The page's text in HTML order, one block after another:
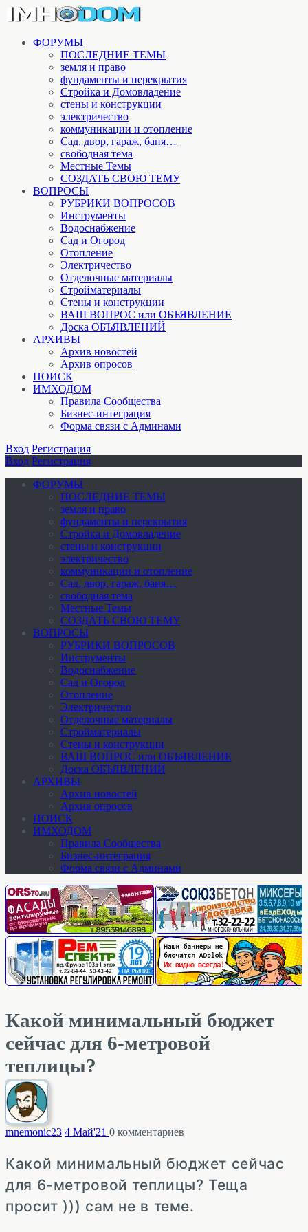
ФОРУМЫ
ПОСЛЕДНИЕ ТЕМЫ
земля и право
фундаменты и перекрытия
Стройка и Домовладение
стены и конструкции
электричество
коммуникации и отопление
Cад, двор, гараж, баня…
свободная тема
Местные Темы
СОЗДАТЬ СВОЮ ТЕМУ
ВОПРОСЫ
РУБРИКИ ВОПРОСОВ
Инструменты
Водоснабжение
Сад и Огород
Отопление
Электричество
Отделочные материалы
Стройматериалы
Стены и конструкции
ВАШ ВОПРОС или ОБЪЯВЛЕНИЕ
Доска ОБЪЯВЛЕНИЙ
АРХИВЫ
Архив новостей
Архив опросов
ПОИСК
ИМХОДОМ
Правила Сообщества
Бизнес-интеграция
Форма связи с Админами
Вход Регистрация
Вход Регистрация
ФОРУМЫ
ПОСЛЕДНИЕ ТЕМЫ
земля и право
фундаменты и перекрытия
Стройка и Домовладение
стены и конструкции
электричество
коммуникации и отопление
Cад, двор, гараж, баня…
свободная тема
Местные Темы
СОЗДАТЬ СВОЮ ТЕМУ
ВОПРОСЫ
РУБРИКИ ВОПРОСОВ
Инструменты
Водоснабжение
Сад и Огород
Отопление
Электричество
Отделочные материалы
Стройматериалы
Стены и конструкции
ВАШ ВОПРОС или ОБЪЯВЛЕНИЕ
Доска ОБЪЯВЛЕНИЙ
АРХИВЫ
Архив новостей
Архив опросов
ПОИСК
ИМХОДОМ
Правила Сообщества
Бизнес-интеграция
Форма связи с Админами
Какой минимальный бюджет
сейчас для 6-метровой
теплицы?
mnemonic23 4 Май'21 0 комментариев
Какой минимальный бюджет сейчас
для 6-метровой теплицы? Теща
просит ))) сам не в теме.